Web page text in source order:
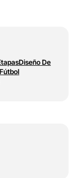
Diseño De
Fútbol